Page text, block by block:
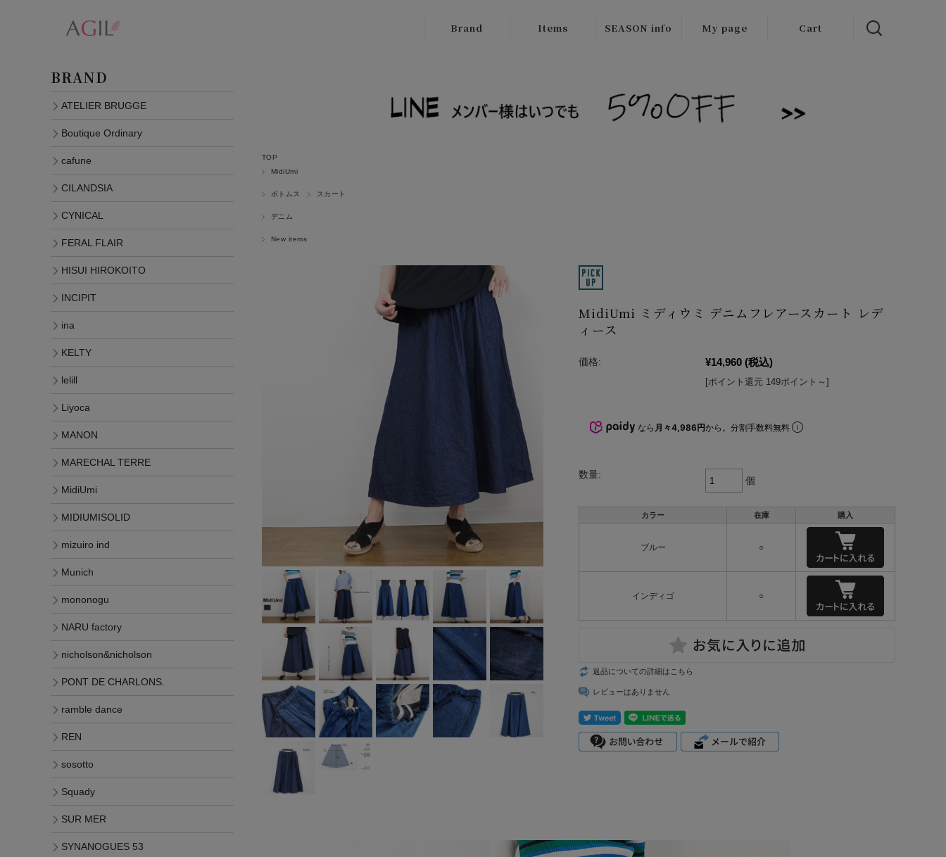
Brand
Boutique
HIROKOITO
INCIPIT
KELTY
MARECHAL
TERRE
MIDIUMISOL
ID
mizuiro ind
mononogu
Munic
NARU factory
Items SEASON info
SALE/Outlet
My page Cart
TOP
MidiUmi
ボトムス スカート
デニム
New items
MidiUmi ミディウミ デニムフレアースカート レデ
ィース
価格: ¥14,960 (税込)
[ポイント還元 149ポイント～]
なら 月々4,986円から。分割手数料無料
数量:
個
カラー 在庫 購入
ブルー ○
インディゴ ○
返品についての詳細はこちら
レビューはありません
BRAND
ATELIER BRUGGE
Boutique Ordinary
cafune
CILANDSIA
CYNICAL
FERAL FLAIR
HISUI HIROKOITO
INCIPIT
ina
KELTY
lelill
Liyoca
MANON
MARECHAL TERRE
MidiUmi
MIDIUMISOLID
mizuiro ind
Munich
mononogu
NARU factory
nicholson&nicholson
PONT DE CHARLONS.
ramble dance
REN
sosotto
Squady
SUR MER
SYNANOGUES 53